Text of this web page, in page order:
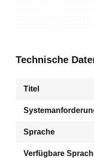
Technische
Titel
Sprache
Verfügbare